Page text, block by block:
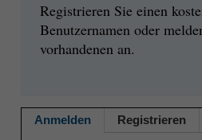
Registrieren Sie einen
Benutzernamen oder
vorhandenen an.
Anmelden Registrieren